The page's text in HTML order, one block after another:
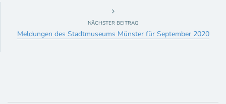
NÄCHSTER BEITRAG
Meldungen des Stadtmuseums Münster für September 2020